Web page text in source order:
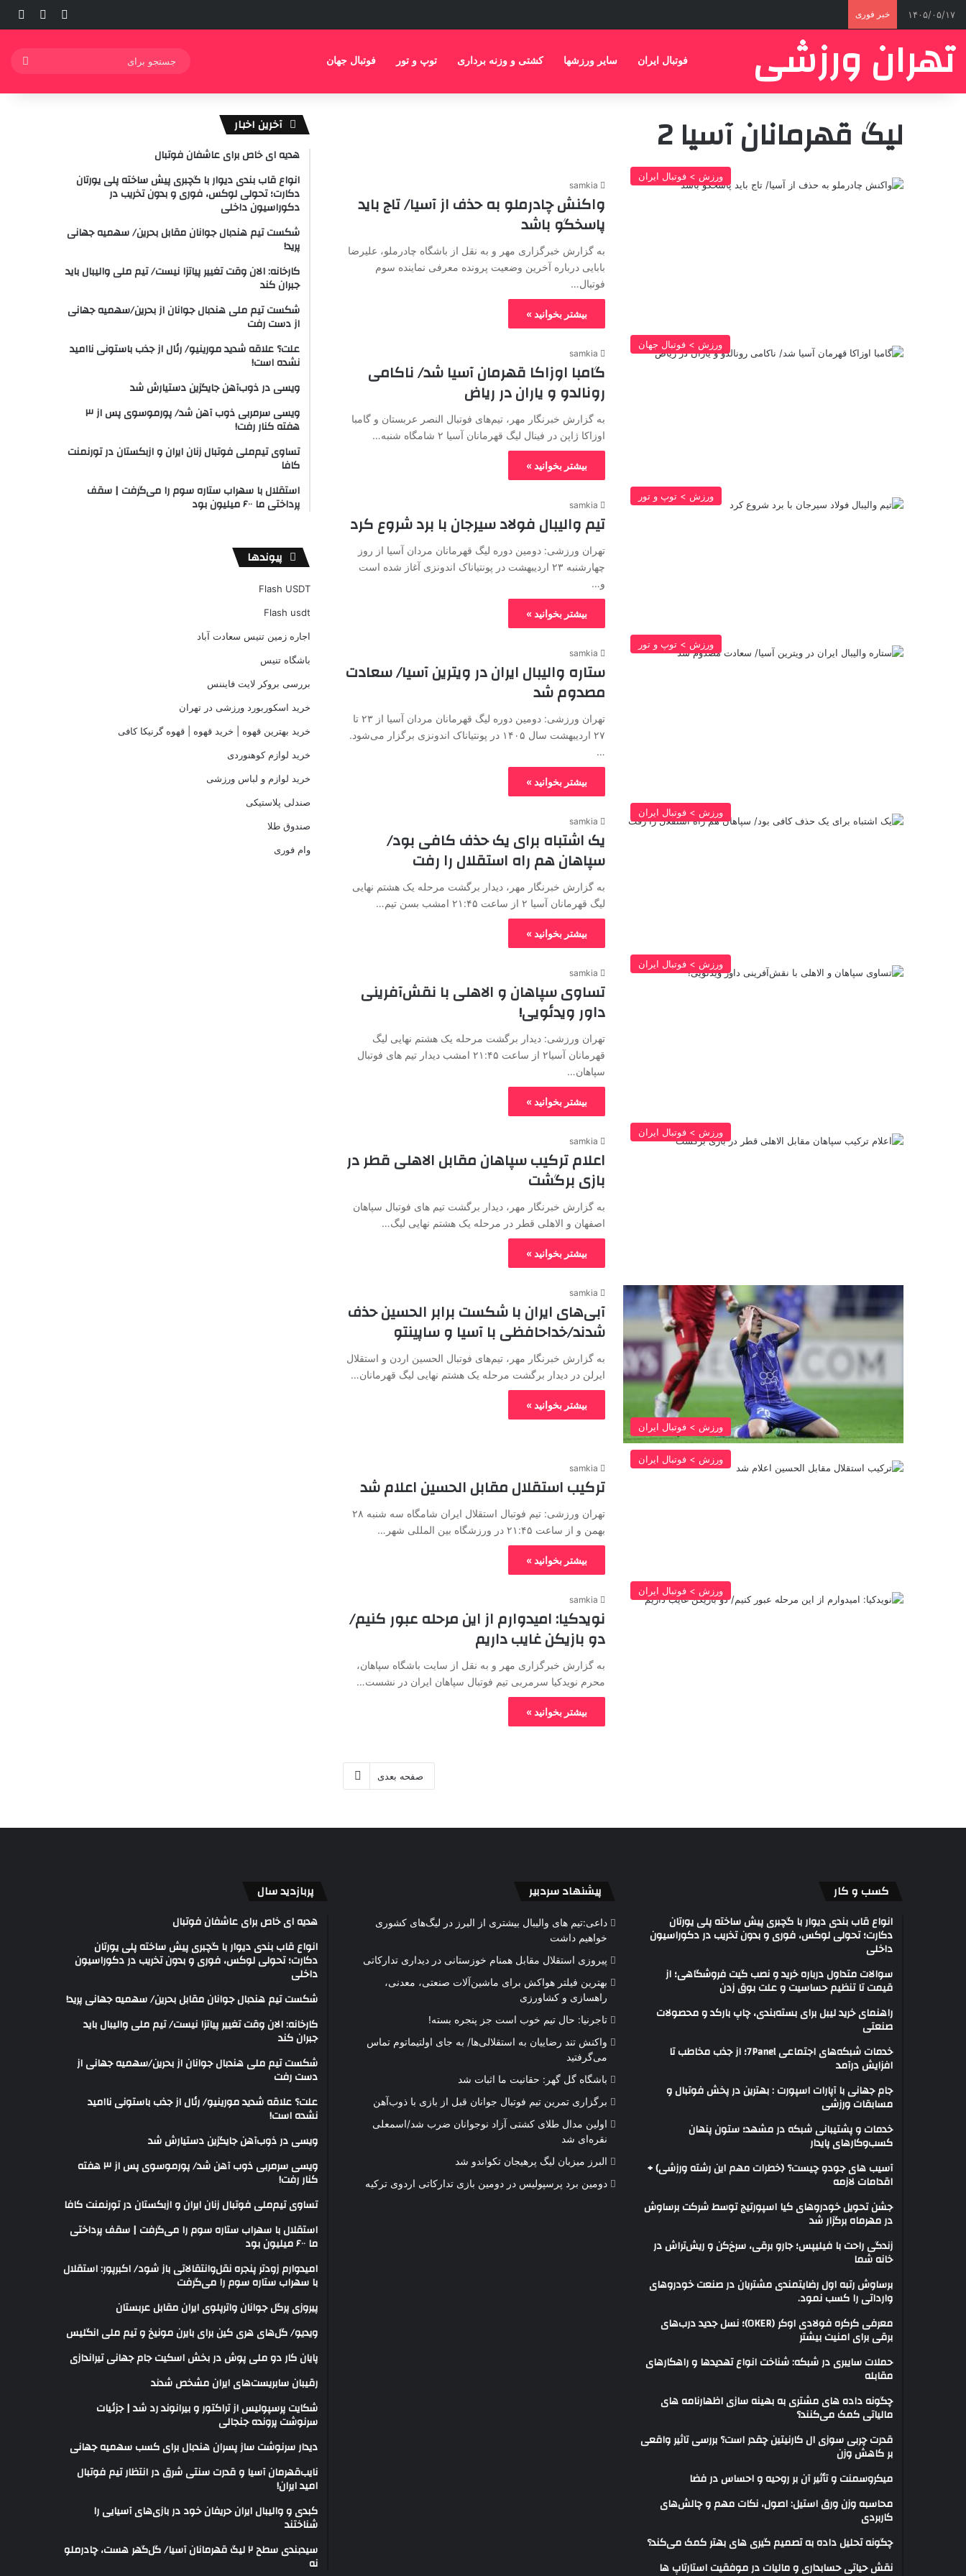
۱۴۰۵/۰۵/۱۷ خبر فوری ورود نوشته
تهران ورزشی فوتبال ایران سایر ورزشها کشتی و وزنه برداری توپ و تور فوتبال جهان
لیگ قهرمانان آسیا 2
ورزش > فوتبال ایران
samkia
واکنش چادرملو به حذف از آسیا/ تاج باید
پاسخگو باشد
به گزارش خبرگزاری مهر و به نقل از باشگاه چادرملو، علیرضا
بابایی درباره آخرین وضعیت پرونده معرفی نماینده سوم
فوتبال…
بیشتر بخوانید »
ورزش > فوتبال جهان
samkia
گامبا اوزاکا قهرمان آسیا شد/ ناکامی
رونالدو و یاران در ریاض
به گزارش خبرنگار مهر، تیم‌های فوتبال النصر عربستان و گامبا
اوزاکا ژاپن در فینال لیگ قهرمانان آسیا ۲ شامگاه شنبه…
بیشتر بخوانید »
ورزش > توپ و تور
samkia
تیم والیبال فولاد سیرجان با برد شروع کرد
تهران ورزشی: دومین دوره لیگ قهرمانان مردان آسیا از روز
چهارشنبه ۲۳ اردیبهشت در پونتیاناک اندونزی آغاز شده است
و…
بیشتر بخوانید »
ورزش > توپ و تور
samkia
ستاره‌ والیبال ایران در ویترین آسیا/ سعادت
مصدوم شد
تهران ورزشی: دومین دوره لیگ قهرمانان مردان آسیا از ۲۳ تا
۲۷ اردیبهشت سال ۱۴۰۵ در پونتیاناک اندونزی برگزار می‌شود.
…
بیشتر بخوانید »
ورزش > فوتبال ایران
samkia
یک اشتباه برای یک حذف کافی بود/
سپاهان هم راه استقلال را رفت
به گزارش خبرنگار مهر، دیدار برگشت مرحله یک هشتم نهایی
لیگ قهرمانان آسیا ۲ از ساعت ۲۱:۴۵ امشب بسن تیم…
بیشتر بخوانید »
ورزش > فوتبال ایران
samkia
تساوی سپاهان و الاهلی با نقش‌آفرینی
داور ویدئویی!
تهران ورزشی: دیدار برگشت مرحله یک هشتم نهایی لیگ
قهرمانان آسیا۲ از ساعت ۲۱:۴۵ امشب دیدار تیم های فوتبال
سپاهان…
بیشتر بخوانید »
ورزش > فوتبال ایران
samkia
اعلام ترکیب سپاهان مقابل الاهلی قطر در
بازی برگشت
به گزارش خبرنگار مهر، دیدار برگشت تیم های فوتبال سپاهان
اصفهان و الاهلی قطر در مرحله یک هشتم نهایی لیگ…
بیشتر بخوانید »
ورزش > فوتبال ایران
samkia
آبی‌های ایران با شکست برابر الحسین حذف
شدند/خداحافظی با آسیا و ساپینتو
به گزارش خبرنگار مهر، تیم‌های فوتبال الحسین اردن و استقلال
ایرلن در دیدار برگشت مرحله یک هشتم نهایی لیگ قهرمانان…
بیشتر بخوانید »
ورزش > فوتبال ایران
samkia
ترکیب استقلال مقابل الحسین اعلام شد
تهران ورزشی: تیم فوتبال استقلال ایران شامگاه سه شنبه ۲۸
بهمن و از ساعت ۲۱:۴۵ در ورزشگاه بین المللی شهر…
بیشتر بخوانید »
ورزش > فوتبال ایران
samkia
نویدکیا: امیدوارم از این مرحله عبور کنیم/
دو بازیکن غایب داریم
به گزارش خبرگزاری مهر و به نقل از سایت باشگاه سپاهان،
محرم نویدکیا سرمربی تیم فوتبال سپاهان ایران در نشست…
بیشتر بخوانید »
صفحه بعدی
آخرین اخبار
هدیه ای خاص برای عاشفان فوتبال
انواع قاب بندی دیوار با گچبری پیش ساخته پلی یورتان
دکارت؛ تحولی لوکس، فوری و بدون تخریب در
دکوراسیون داخلی
شکست تیم هندبال جوانان مقابل بحرین/ سهمیه جهانی
پرید!
کارخانه: الان وقت تغییر پیاتزا نیست/ تیم ملی والیبال باید
جبران کند
شکست تیم ملی هندبال جوانان از بحرین/سهمیه جهانی
از دست رفت
علت؟ علاقه شدید مورینیو/ رئال از جذب باستونی ناامید
نشده است!
ویسی در ذوب‌آهن جایگزین دستیارش شد
ویسی سرمربی ذوب آهن شد/ پورموسوی پس از ۳
هفته کنار رفت!
تساوی تیم‌ملی فوتبال زنان ایران و ازبکستان در تورنمنت
کافا
استقلال با سهراب ستاره سوم را می‌گرفت | سقف
پرداختی ما ۶۰۰ میلیون بود
پیوندها
Flash USDT
Flash usdt
اجاره زمین تنیس سعادت آباد
باشگاه تنیس
بررسی بروکر لایت فایننس
خرید اسکوربورد ورزشی در تهران
خرید بهترین قهوه | خرید قهوه | قهوه گرنیکا کافی
خرید لوازم کوهنوردی
خرید لوازم و لباس ورزشی
صندلی پلاستیکی
صندوق طلا
وام فوری
کسب و کار
انواع قاب بندی دیوار با گچبری پیش ساخته پلی یورتان
دکارت؛ تحولی لوکس، فوری و بدون تخریب در دکوراسیون
داخلی
سوالات متداول درباره خرید و نصب گیت فروشگاهی؛ از
قیمت تا تنظیم حساسیت و علت بوق زدن
راهنمای خرید لیبل برای بسته‌بندی، چاپ بارکد و محصولات
صنعتی
خدمات شبکه‌های اجتماعی 7Panel؛ از جذب مخاطب تا
افزایش درآمد
جام جهانی با آپارات اسپورت : بهترین در پخش فوتبال و
مسابقات ورزشی
خدمات و پشتیبانی شبکه در مشهد؛ ستون پنهان
کسب‌وکارهای پایدار
آسیب های جودو چیست؟ (خطرات مهم این رشته ورزشی) +
اقدامات لازمه
جشن تحویل خودروهای کیا اسپورتیج توسط شرکت برساوش
در مهرماه برگزار شد
زندگی راحت با فیلیپس؛ جارو برقی، سرخ‌کن و ریش‌تراش در
خانه شما
برساوش رتبه اول رضایتمندی مشتریان در صنعت خودروهای
وارداتی را کسب نمود.
معرفی کرکره فولادی اوکر (OKER)؛ نسل جدید درب‌های
برقی برای امنیت بیشتر
حملات سایبری در شبکه: شناخت انواع تهدیدها و راهکارهای
مقابله
چگونه داده های مشتری به بهینه سازی اظهارنامه های
مالیاتی کمک می‌کنند؟
قدرت چربی سوزی ال کارنیتین چقدر است؟ بررسی تاثیر واقعی
بر کاهش وزن
میکروسمنت و تأثیر آن بر روحیه و احساس در فضا
محاسبه وزن ورق استیل: اصول، نکات مهم و چالش‌های
کاربردی
چگونه تحلیل داده به تصمیم گیری های بهتر کمک می‌کند؟
نقش حیاتی حسابداری و مالیات در موفقیت استارتاپ ها
پیشنهاد سردبیر
داعی:تیم های والیبال بیشتری از البرز در لیگ‌های کشوری
خواهیم داشت
پیروزی استقلال مقابل همنام خوزستانی در دیداری تدارکاتی
بهترین فیلتر هواکش برای ماشین‌آلات صنعتی، معدنی،
راهسازی و کشاورزی
تاجرنیا: حال تیم خوب است جز پنجره بسته!
واکنش تند رضاییان به استقلالی‌ها/ به جای اولتیماتوم تماس
می‌گرفتید
باشگاه گل گهر: حقانیت ما اثبات شد
برگزاری تمرین تیم فوتبال جوانان قبل از بازی با ذوب‌آهن
اولین مدال طلای کشتی آزاد نوجوانان ضرب شد/اسمعلی
نقره‌ای شد
البرز میزبان لیگ پرهیجان تکواندو شد
دومین برد پرسپولیس در دومین بازی تدارکاتی اردوی ترکیه
پربازدید سال
هدیه ای خاص برای عاشفان فوتبال
انواع قاب بندی دیوار با گچبری پیش ساخته پلی یورتان
دکارت؛ تحولی لوکس، فوری و بدون تخریب در دکوراسیون
داخلی
شکست تیم هندبال جوانان مقابل بحرین/ سهمیه جهانی پرید!
کارخانه: الان وقت تغییر پیاتزا نیست/ تیم ملی والیبال باید
جبران کند
شکست تیم ملی هندبال جوانان از بحرین/سهمیه جهانی از
دست رفت
علت؟ علاقه شدید مورینیو/ رئال از جذب باستونی ناامید
نشده است!
ویسی در ذوب‌آهن جایگزین دستیارش شد
ویسی سرمربی ذوب آهن شد/ پورموسوی پس از ۳ هفته
کنار رفت!
تساوی تیم‌ملی فوتبال زنان ایران و ازبکستان در تورنمنت کافا
استقلال با سهراب ستاره سوم را می‌گرفت | سقف پرداختی
ما ۶۰۰ میلیون بود
امیدوارم زودتر پنجره نقل‌وانتقالاتی باز شود/ اکبرپور: استقلال
با سهراب ستاره سوم را می‌گرفت
پیروزی پرگل جوانان واترپلوی ایران مقابل عربستان
ویدیو/ گل‌های هری‌ کین برای بایرن مونیخ و تیم ملی انگلیس
پایان کار دو ملی پوش در بخش اسکیت جام جهانی تیراندازی
رقیبان سابریست‌های ایران مشخص شدند
شکایت پرسپولیس از تراکتور و بیرانوند رد شد | جزئیات
سرنوشت پرونده جنجالی
دیدار سرنوشت ساز پسران هندبال برای کسب سهمیه جهانی
نایب‌قهرمان آسیا و قدرت سنتی شرق در انتظار تیم فوتبال
امید ایران!
کبدی و والیبال ایران حریفان خود در بازی‌های آسیایی را
شناختند
سیدبندی سطح ۲ لیگ قهرمانان آسیا/ گل‌گهر هست، چادرملو
نه